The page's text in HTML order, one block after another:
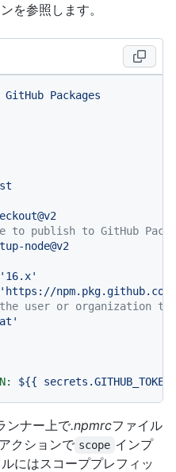
を参照します。
GitHub Packages
to publish to GitHub
node@v2
'16.x'
'https://npm.pkg.github.com'
user or organization
${{ secrets.GITHUB_TOKEN
ンナー上で.npmrcファイル
アクションで scope インプ
にはスコーププレフィッ